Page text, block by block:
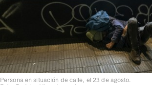
Persona en situación de calle, el 23 de agosto.